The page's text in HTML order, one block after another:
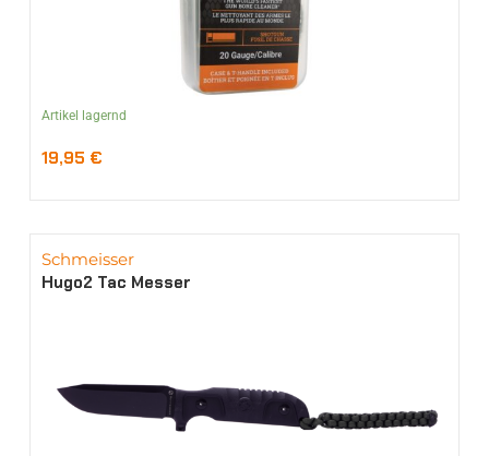
Artikel lagernd
19,95 €
Schmeisser
Hugo2 Tac Messer